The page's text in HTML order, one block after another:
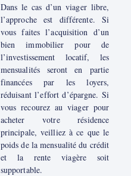
Dans le cas d’un viager libre,
l’approche est différente. Si
vous faites l’acquisition d’un
bien immobilier pour de
l’investissement locatif, les
mensualités seront en partie
financées par les loyers,
réduisant l’effort d’épargne. Si
vous recourez au viager pour
acheter votre résidence
principale, veilliez à ce que le
poids de la mensualité du crédit
et la rente viagère soit
supportable.